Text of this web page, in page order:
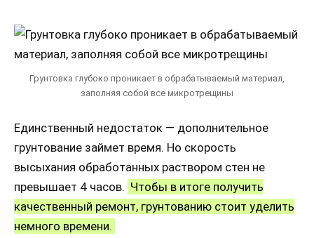
Грунтовка глубоко проникает в обрабатываемый материал,
заполняя собой все микротрещины
Единственный недостаток — дополнительное
грунтование займет время. Но скорость
высыхания обработанных раствором стен не
превышает 4 часов. Чтобы в итоге получить
качественный ремонт, грунтованию стоит уделить
немного времени.